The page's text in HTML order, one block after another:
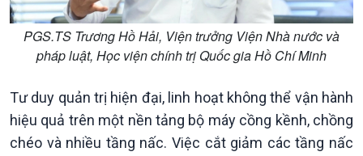
Quốc hội với cử tri
Xây dựng đảng
Đảng trong cuộc sống
Nhận diện sự thật
Hồ sơ sự kiện quốc tế
Thế giới & Việt Nam
Biên cương - Một dải vững
bền
PGS.TS Trương Hồ Hải, Viện trưởng Viện Nhà nước và
pháp luật, Học viện chính trị Quốc gia Hồ Chí Minh
Tư duy quản trị hiện đại, linh hoạt không thể vận hành
hiệu quả trên một nền tảng bộ máy cồng kềnh, chồng
chéo và nhiều tầng nấc. Việc cắt giảm các tầng nấc